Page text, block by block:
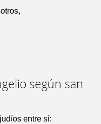
según san
entre sí: